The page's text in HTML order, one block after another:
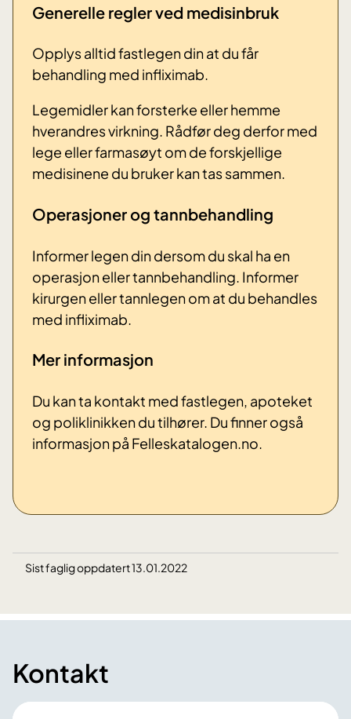
Generelle regler ved medisinbruk
Opplys alltid fastlegen din at du får
behandling med infliximab.
Legemidler kan forsterke eller hemme
hverandres virkning. Rådfør deg derfor med
lege eller farmasøyt om de forskjellige
medisinene du bruker kan tas sammen.
Operasjoner og tannbehandling
Informer legen din dersom du skal ha en
operasjon eller tannbehandling. Informer
kirurgen eller tannlegen om at du behandles
med infliximab.
Mer informasjon
Du kan ta kontakt med fastlegen, apoteket
og poliklinikken du tilhører. Du finner også
informasjon på Felleskatalogen.no.
Sist faglig oppdatert 13.01.2022
Kontakt